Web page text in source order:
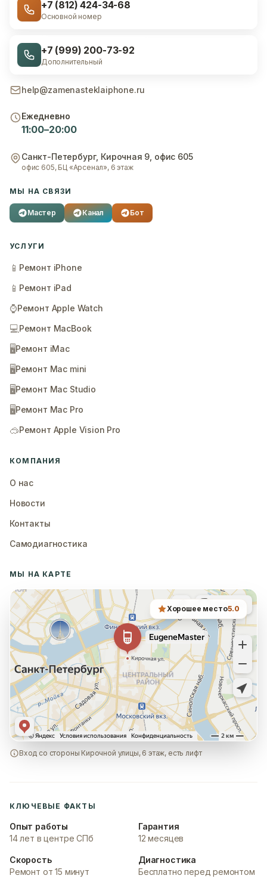
+7 (812) 424-34-68
Основной номер
+7 (999) 200-73-92
Дополнительный
help@zamenasteklaiphone.ru
Ежедневно
11:00–20:00
Санкт-Петербург, Кирочная 9, офис 605
офис 605, БЦ «Арсенал», 6 этаж
МЫ НА СВЯЗИ
Мастер Канал Бот
УСЛУГИ
📱 Ремонт iPhone
📱 Ремонт iPad
⌚Ремонт Apple Watch
💻Ремонт MacBook
🖥️Ремонт iMac
🖥️Ремонт Mac mini
🖥️Ремонт Mac Studio
🖥️Ремонт Mac Pro
🥽Ремонт Apple Vision Pro
КОМПАНИЯ
О нас
Новости
Контакты
Самодиагностика
МЫ НА КАРТЕ
Хорошее место5.0
Вход со стороны Кирочной улицы, 6 этаж, есть лифт
КЛЮЧЕВЫЕ ФАКТЫ
Опыт работы
14 лет в центре СПб
Гарантия
12 месяцев
Скорость
Ремонт от 15 минут
Диагностика
Бесплатно перед ремонтом